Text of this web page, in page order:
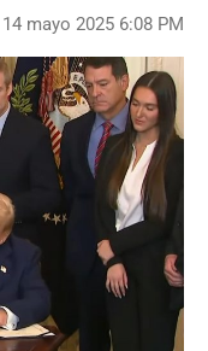
14 mayo 2025 6:08 PM